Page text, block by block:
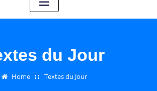
du Jour
Home Textes du Jour